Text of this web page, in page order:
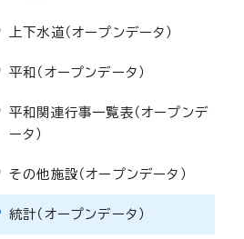
上下水道（オープンデータ）
平和（オープンデータ）
平和関連行事一覧表（オープンデ
ータ）
その他施設（オープンデータ）
統計（オープンデータ）